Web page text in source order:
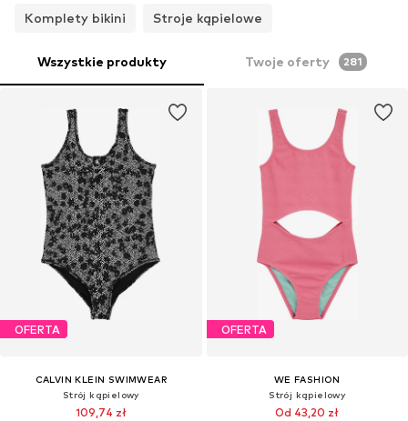
Komplety bikini
Stroje kąpielowe
Wszystkie produkty Twoje oferty 281
OFERTA
CALVIN KLEIN SWIMWEAR
Strój kąpielowy
109,74 zł
OFERTA
WE FASHION
Strój kąpielowy
Od 43,20 zł